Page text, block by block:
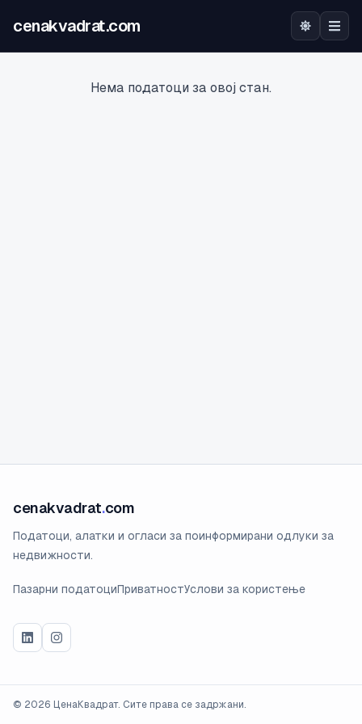
cenakvadrat.com
Нема податоци за овој стан.
cenakvadrat.com
Податоци, алатки и огласи за поинформирани одлуки за
недвижности.
Пазарни податоциПриватностУслови за користење
© 2026 ЦенаКвадрат. Сите права се задржани.